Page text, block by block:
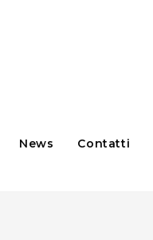
News Contatti